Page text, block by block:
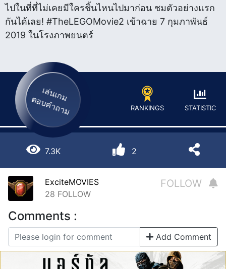
ไปในที่ที่ไม่เคยมีใครชิ้นไหนไปมาก่อน ชมตัวอย่างแรก
กันได้เลย! #TheLEGOMovie2 เข้าฉาย 7 กุมภาพันธ์
2019 ในโรงภาพยนตร์
เล่นเกม
ตอบคำถาม RANKINGS STATISTIC
7.3K 2
ExciteMOVIES
28 FOLLOW
FOLLOW
Comments :
Add Comment